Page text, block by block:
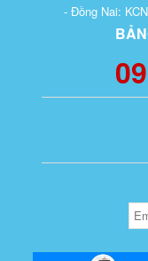
- Đồng Nai: